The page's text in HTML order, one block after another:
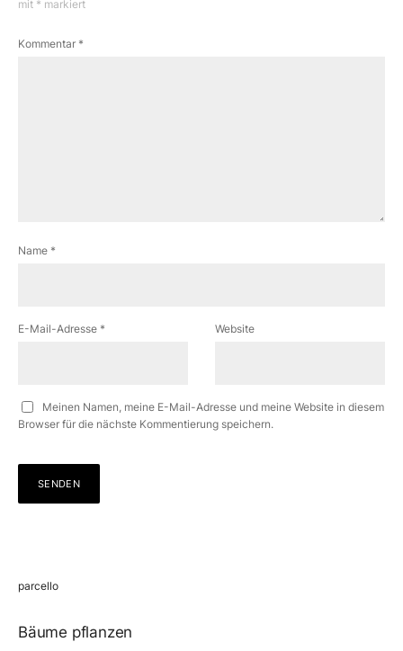
mit * markiert
Kommentar *
Name *
E-Mail-Adresse * Website
Meinen Namen, meine E-Mail-Adresse und meine Website in diesem
Browser für die nächste Kommentierung speichern.
parcello
Bäume pflanzen